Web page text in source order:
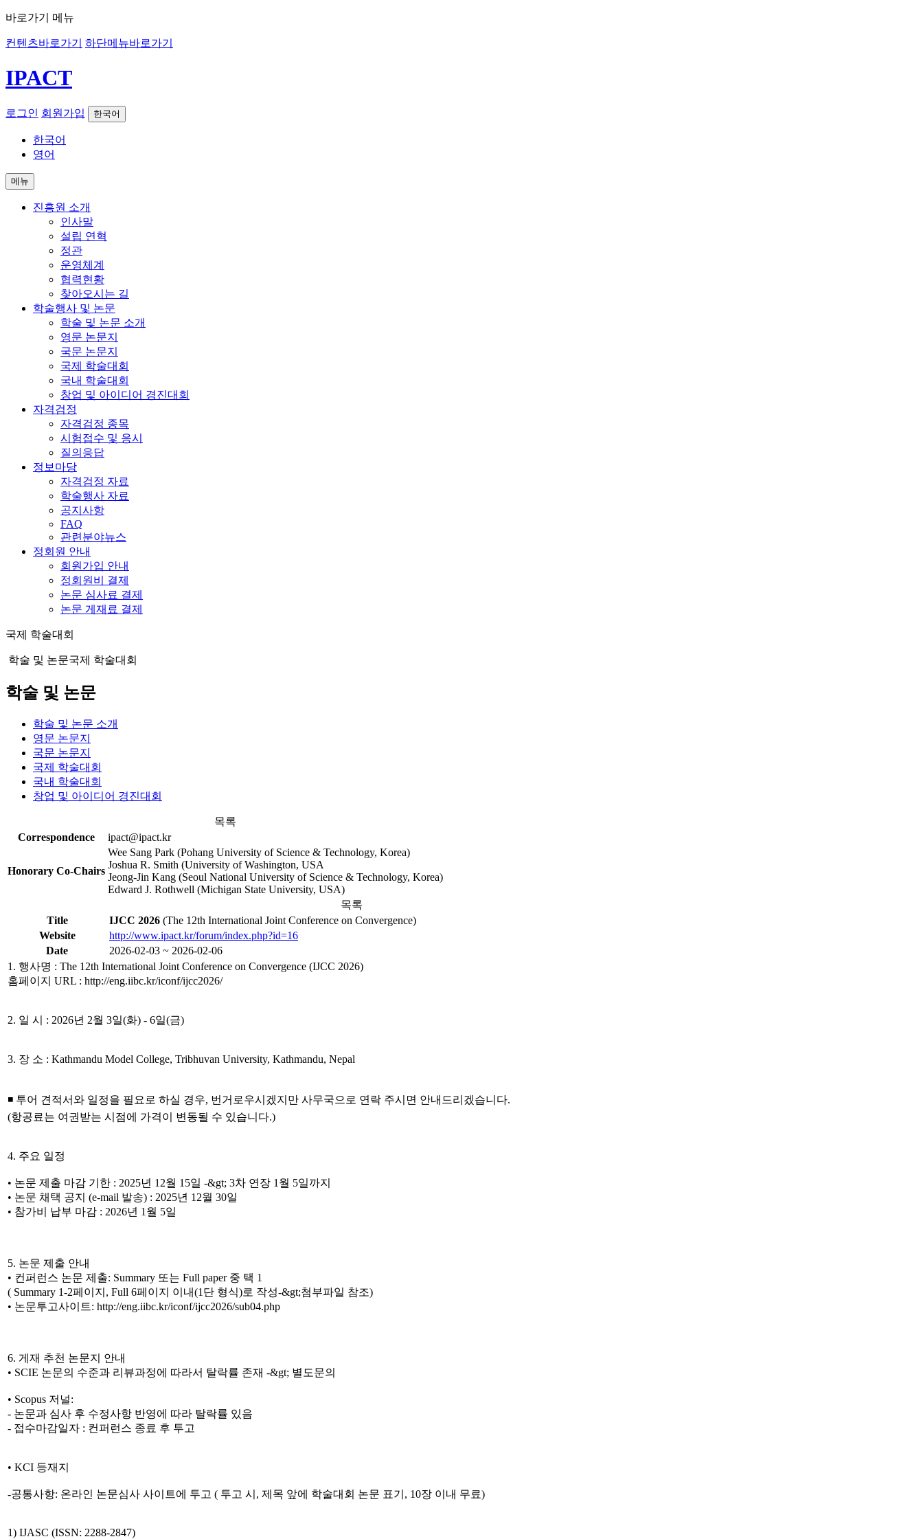
바로가기 메뉴
컨텐츠바로가기 하단메뉴바로가기
IPACT
로그인 회원가입 한국어
한국어
영어
메뉴
진흥원 소개
인사말
설립 연혁
정관
운영체계
협력현황
찾아오시는 길
학술행사 및 논문
학술 및 논문 소개
영문 논문지
국문 논문지
국제 학술대회
국내 학술대회
창업 및 아이디어 경진대회
자격검정
자격검정 종목
시험접수 및 응시
질의응답
정보마당
자격검정 자료
학술행사 자료
공지사항
FAQ
관련분야뉴스
정회원 안내
회원가입 안내
정회원비 결제
논문 심사료 결제
논문 게재료 결제
국제 학술대회
학술 및 논문국제 학술대회
학술 및 논문
학술 및 논문 소개
영문 논문지
국문 논문지
국제 학술대회
국내 학술대회
창업 및 아이디어 경진대회
목록
Correspondence
ipact@ipact.kr
Honorary Co-Chairs
Wee Sang Park (Pohang University of Science & Technology, Korea)
Joshua R. Smith (University of Washington, USA
Jeong-Jin Kang (Seoul National University of Science & Technology, Korea)
Edward J. Rothwell (Michigan State University, USA)
목록
Title
IJCC 2026 (The 12th International Joint Conference on Convergence)
Website
http://www.ipact.kr/forum/index.php?id=16
Date
2026-02-03 ~ 2026-02-06
1. 행사명 : The 12th International Joint Conference on Convergence (IJCC 2026)
홈페이지 URL : http://eng.iibc.kr/iconf/ijcc2026/
2. 일 시 : 2026년 2월 3일(화) - 6일(금)
3. 장 소 : Kathmandu Model College, Tribhuvan University, Kathmandu, Nepal
◾️ 투어 견적서와 일정을 필요로 하실 경우, 번거로우시겠지만 사무국으로 연락 주시면 안내드리겠습니다.
(항공료는 여권받는 시점에 가격이 변동될 수 있습니다.)
4. 주요 일정
• 논문 제출 마감 기한 : 2025년 12월 15일 -&gt; 3차 연장 1월 5일까지
• 논문 채택 공지 (e-mail 발송) : 2025년 12월 30일
• 참가비 납부 마감 : 2026년 1월 5일
5. 논문 제출 안내
• 컨퍼런스 논문 제출: Summary 또는 Full paper 중 택 1
( Summary 1-2페이지, Full 6페이지 이내(1단 형식)로 작성-&gt;첨부파일 참조)
• 논문투고사이트: http://eng.iibc.kr/iconf/ijcc2026/sub04.php
6. 게재 추천 논문지 안내
• SCIE 논문의 수준과 리뷰과정에 따라서 탈락률 존재 -&gt; 별도문의
• Scopus 저널:
- 논문과 심사 후 수정사항 반영에 따라 탈락률 있음
- 접수마감일자 : 컨퍼런스 종료 후 투고
• KCI 등재지
-공통사항: 온라인 논문심사 사이트에 투고 ( 투고 시, 제목 앞에 학술대회 논문 표기, 10장 이내 무료)
1) IJASC (ISSN: 2288-2847)